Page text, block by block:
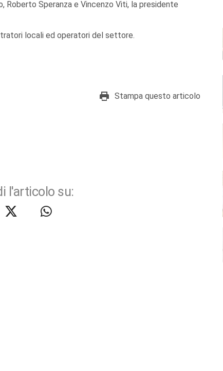
Roberto Speranza e Vincenzo Viti, la presidente
locali ed operatori del settore.
Stampa questo articolo
l'articolo su: